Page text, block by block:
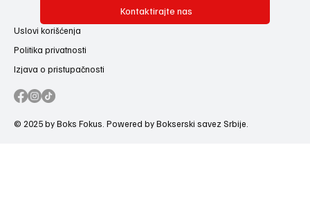
Kontaktirajte nas
Uslovi korišćenja
Politika privatnosti
Izjava o pristupačnosti
© 2025 by Boks Fokus. Powered by Bokserski savez Srbije.